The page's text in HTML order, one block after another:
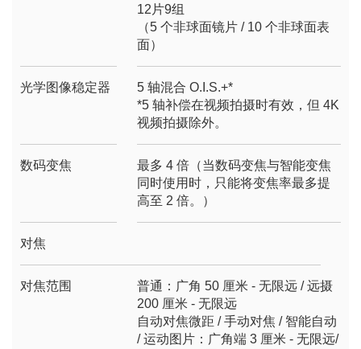
12片9组
（5 个非球面镜片 / 10 个非球面表
面）
光学图像稳定器
5 轴混合 O.I.S.+*
*5 轴补偿在视频拍摄时有效，但 4K
视频拍摄除外。
数码变焦
最多 4 倍（当数码变焦与智能变焦
同时使用时，只能将变焦率最多提
高至 2 倍。）
对焦
对焦范围
普通：广角 50 厘米 - 无限远 / 远摄
200 厘米 - 无限远
自动对焦微距 / 手动对焦 / 智能自动
/ 运动图片：广角端 3 厘米 - 无限远/